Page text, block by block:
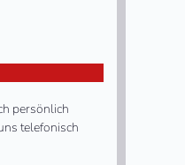
persönlich
telefonisch